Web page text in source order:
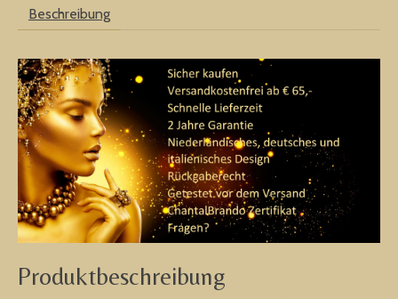
Beschreibung
Produktbeschreibung